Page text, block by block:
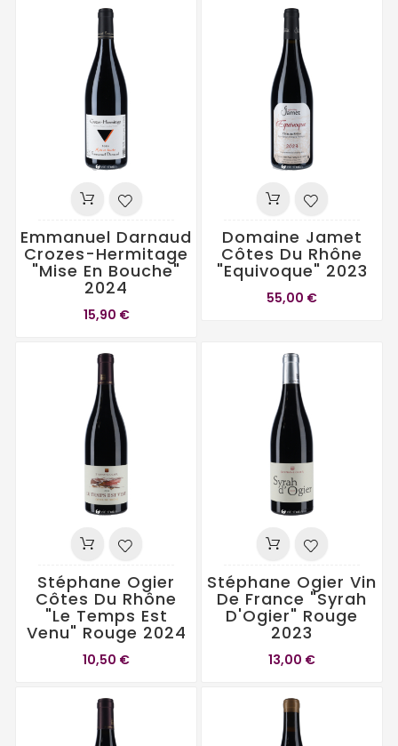
Emmanuel Darnaud
Crozes-Hermitage
"Mise En Bouche"
2024
15,90 €
Domaine Jamet
Côtes Du Rhône
"Equivoque" 2023
55,00 €
Stéphane Ogier
Côtes Du Rhône
"Le Temps Est
Venu" Rouge 2024
10,50 €
Stéphane Ogier Vin
De France "Syrah
D'Ogier" Rouge
2023
13,00 €